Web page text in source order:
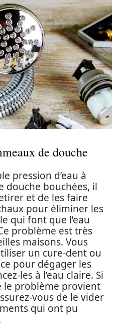
de douche
pression d’eau à
douche bouchées, il
et de les faire
pour éliminer les
qui font que l’eau
problème est très
maisons. Vous
un cure-dent ou
pour dégager les
les à l’eau claire. Si
le problème provient
vous de le vider
qui ont pu